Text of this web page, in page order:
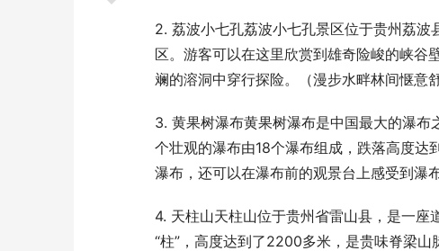
2. 荔波小七孔荔波小七孔景区位于贵州荔
区。游客可以在这里欣赏到雄奇险峻的峡谷
斓的溶洞中穿行探险。（漫步水畔林间惬意舒
3. 黄果树瀑布黄果树瀑布是中国最大的瀑
个壮观的瀑布由18个瀑布组成，跌落高度达
瀑布，还可以在瀑布前的观景台上感受到瀑
4. 天柱山天柱山位于贵州省雷山县，是一
“柱”，高度达到了2200多米，是贵味脊梁